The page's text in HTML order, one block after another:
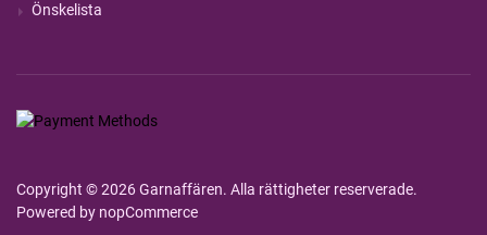
Önskelista
Copyright © 2026 Garnaffären. Alla rättigheter reserverade.
Powered by nopCommerce